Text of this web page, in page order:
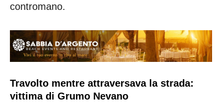
contromano.
Travolto mentre attraversava la strada:
vittima di Grumo Nevano